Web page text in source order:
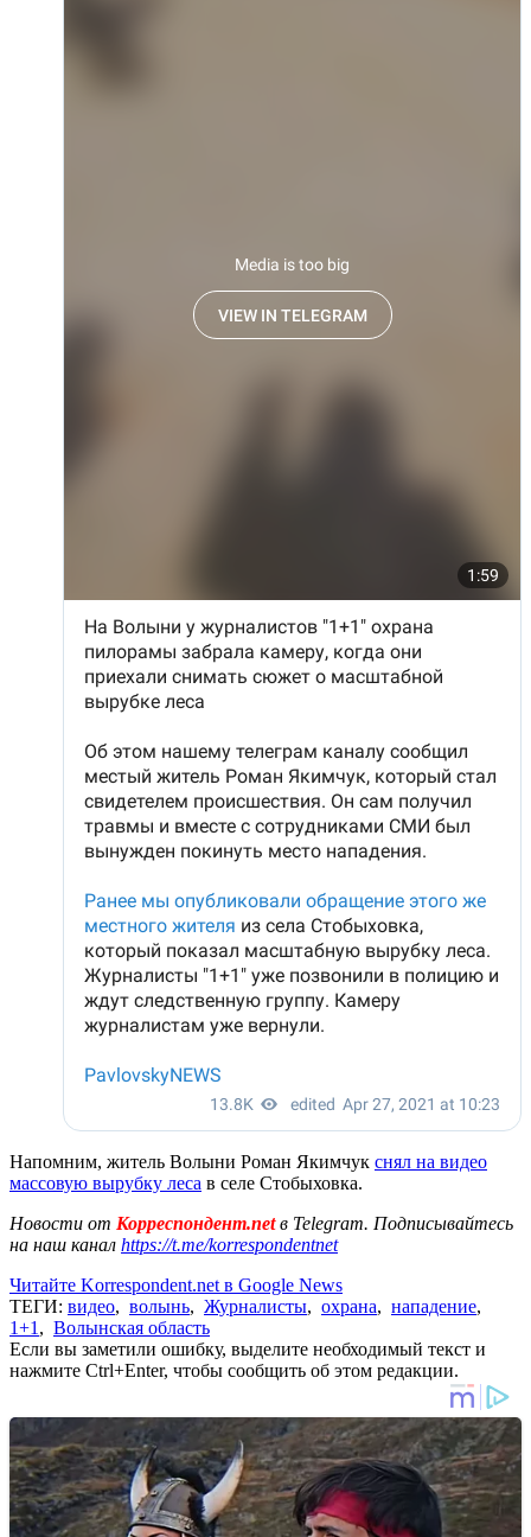
Напомним, житель Волыни Роман Якимчук снял на видео
массовую вырубку леса в селе Стобыховка.
Новости от Корреспондент.netв Telegram. Подписывайтесь
на наш канал https://t.me/korrespondentnet
Читайте Korrespondent.net в Google News
ТЕГИ: видео, волынь, Журналисты, охрана, нападение,
1+1 , Волынская область
Если вы заметили ошибку, выделите необходимый текст и
нажмите Ctrl+Enter, чтобы сообщить об этом редакции.